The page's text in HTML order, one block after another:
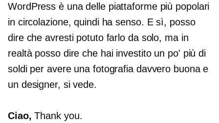
WordPress è una delle piattaforme più popolari
in circolazione, quindi ha senso. E sì, posso
dire che avresti potuto farlo da solo, ma in
realtà posso dire che hai investito un po' più di
soldi per avere una fotografia davvero buona e
un designer, si vede.
Ciao, Thank you.